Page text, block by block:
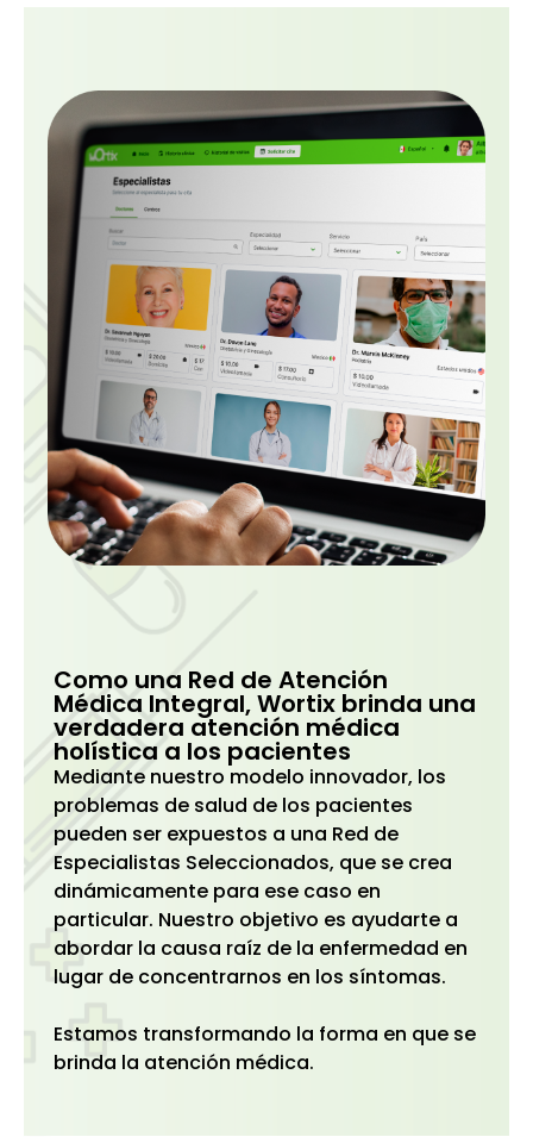
Como una Red de Atención
Médica Integral, Wortix brinda una
verdadera atención médica
holística a los pacientes
Mediante nuestro modelo innovador, los
problemas de salud de los pacientes
pueden ser expuestos a una Red de
Especialistas Seleccionados, que se crea
dinámicamente para ese caso en
particular. Nuestro objetivo es ayudarte a
abordar la causa raíz de la enfermedad en
lugar de concentrarnos en los síntomas.
Estamos transformando la forma en que se
brinda la atención médica.